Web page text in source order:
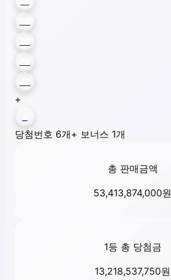
+
당첨번호 6개+ 보너스 1개
총 판매금액
53,413,874,000원
1등 총 당첨금
13,218,537,750원